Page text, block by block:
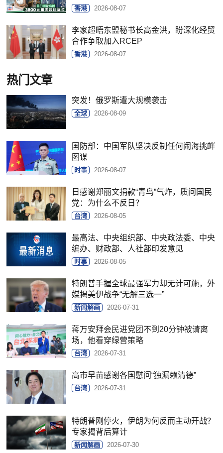
香港 2026-08-07
李家超晤东盟秘书长高金洪，盼深化经贸
合作争取加入RCEP
香港 2026-08-07
热门文章
突发！俄罗斯遭大规模袭击
全球 2026-08-09
国防部：中国军队坚决反制任何闹海挑衅
图谋
时事 2026-08-07
日感谢郑丽文捐款“青鸟”气炸，质问国民
党：为什么不反日？
台湾 2026-08-05
最高法、中央组织部、中央政法委、中央
编办、财政部、人社部印发意见
时事 2026-08-05
特朗普手握全球最强军力却无计可施，外
媒揭美伊战争“无解三选一”
新闻解画 2026-07-31
蒋万安拜会民进党团不到20分钟被请离
场，他看穿绿营策略
台湾 2026-07-31
高市早苗感谢各国慰问“独漏赖清德”
台湾 2026-07-31
特朗普刚停火，伊朗为何反而主动开战？
专家揭背后算计
新闻解画 2026-07-30